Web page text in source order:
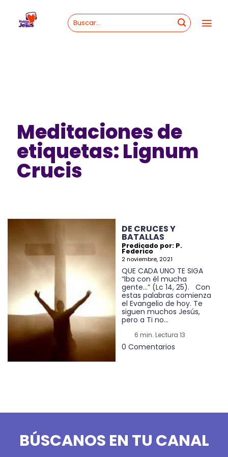
content
Meditaciones de
etiquetas: Lignum
Crucis
DE CRUCES Y
BATALLAS
Predicado por: P.
Federico
2 noviembre, 2021
QUE CADA UNO TE SIGA
“Iba con él mucha
gente…” (Lc 14, 25). Con
estas palabras comienza
el Evangelio de hoy. Te
siguen muchos Jesús,
pero a Ti no...
6 min. Lectura 13
0 Comentarios
BÚSCANOS EN TU CANAL